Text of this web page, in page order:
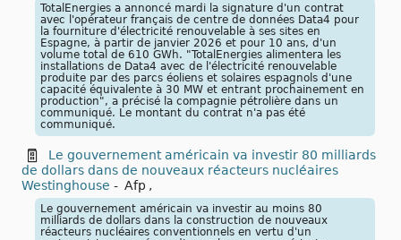
TotalEnergies a annoncé mardi la signature d'un contrat
avec l'opérateur français de centre de données Data4 pour
la fourniture d'électricité renouvelable à ses sites en
Espagne, à partir de janvier 2026 et pour 10 ans, d'un
volume total de 610 GWh. "TotalEnergies alimentera les
installations de Data4 avec de l'électricité renouvelable
produite par des parcs éoliens et solaires espagnols d'une
capacité équivalente à 30 MW et entrant prochainement en
production", a précisé la compagnie pétrolière dans un
communiqué. Le montant du contrat n'a pas été
communiqué.
Le gouvernement américain va investir 80 milliards
de dollars dans de nouveaux réacteurs nucléaires
Westinghouse - Afp ,
Le gouvernement américain va investir au moins 80
milliards de dollars dans la construction de nouveaux
réacteurs nucléaires conventionnels en vertu d'un